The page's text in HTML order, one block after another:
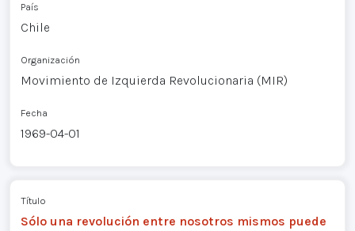
País
Chile
Organización
Movimiento de Izquierda Revolucionaria (MIR)
Fecha
1969-04-01
Título
Sólo una revolución entre nosotros mismos puede